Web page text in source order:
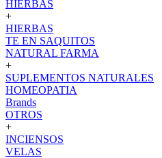
HIERBAS
+
HIERBAS
TE EN SAQUITOS
NATURAL FARMA
+
SUPLEMENTOS NATURALES
HOMEOPATIA
Brands
OTROS
+
INCIENSOS
VELAS